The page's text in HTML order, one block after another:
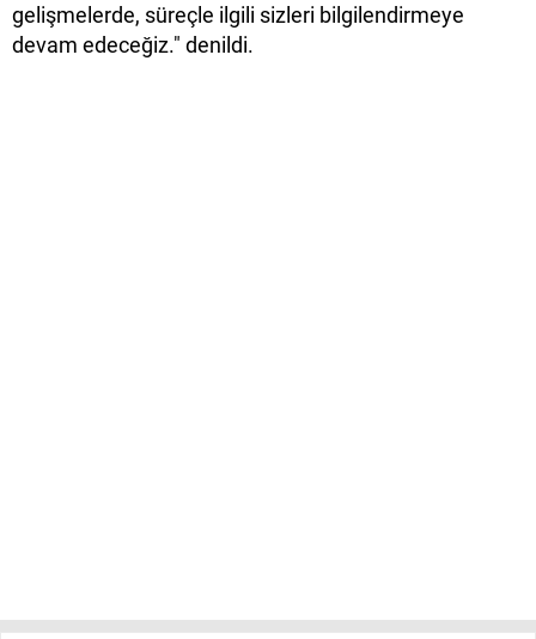
gelişmelerde, süreçle ilgili sizleri bilgilendirmeye
devam edeceğiz." denildi.